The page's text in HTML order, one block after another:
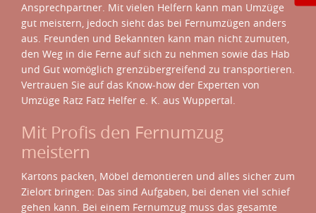
Ansprechpartner. Mit vielen Helfern kann man Umzüge
gut meistern, jedoch sieht das bei Fernumzügen anders
aus. Freunden und Bekannten kann man nicht zumuten,
den Weg in die Ferne auf sich zu nehmen sowie das Hab
und Gut womöglich grenzübergreifend zu transportieren.
Vertrauen Sie auf das Know-how der Experten von
Umzüge Ratz Fatz Helfer e. K. aus Wuppertal.
Mit Profis den Fernumzug
meistern
Kartons packen, Möbel demontieren und alles sicher zum
Zielort bringen: Das sind Aufgaben, bei denen viel schief
gehen kann. Bei einem Fernumzug muss das gesamte